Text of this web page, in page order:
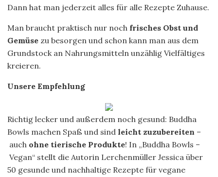
Dann hat man jederzeit alles für alle Rezepte Zuhause.
Man braucht praktisch nur noch frisches Obst und
Gemüse zu besorgen und schon kann man aus dem
Grundstock an Nahrungsmitteln unzählig Vielfältiges
kreieren.
Unsere Empfehlung
Richtig lecker und außerdem noch gesund: Buddha
Bowls machen Spaß und sind leicht zuzubereiten –
auch ohne tierische Produkte! In „Buddha Bowls –
Vegan“ stellt die Autorin Lerchenmüller Jessica über
50 gesunde und nachhaltige Rezepte für vegane